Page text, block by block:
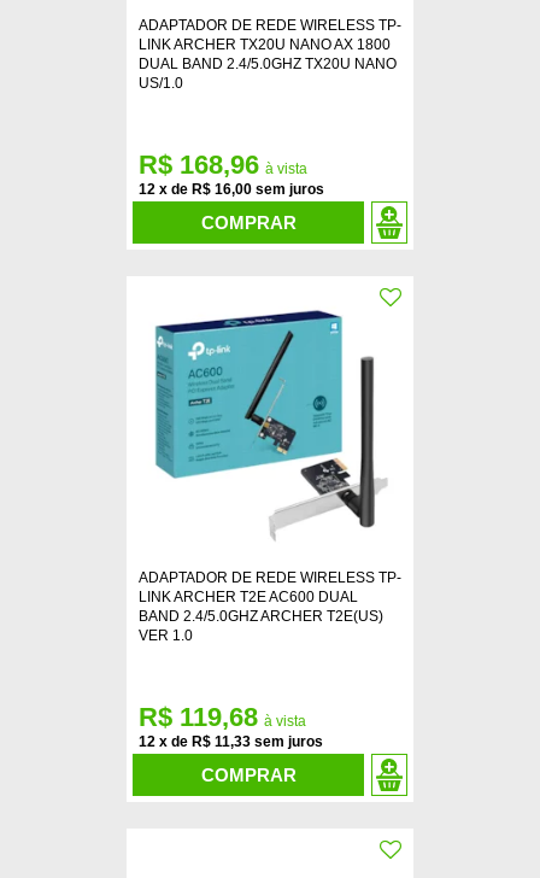
ADAPTADOR DE REDE WIRELESS TP-
LINK ARCHER TX20U NANO AX 1800
DUAL BAND 2.4/5.0GHZ TX20U NANO
US/1.0
12 x de R$ 16,00
R$ 168,96
COMPRAR
ADAPTADOR DE REDE WIRELESS TP-
LINK ARCHER T2E AC600 DUAL
BAND 2.4/5.0GHZ ARCHER T2E(US)
VER 1.0
12 x de R$ 11,33
R$ 119,68
COMPRAR